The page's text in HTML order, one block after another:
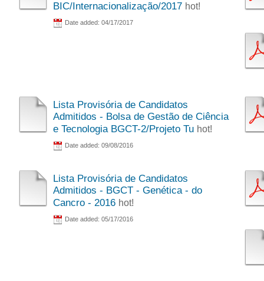
BIC/Internacionalização/2017 hot!
Date added: 04/17/2017
Lista Provisória de Candidatos
Admitidos - Bolsa de Gestão de Ciência
e Tecnologia BGCT-2/Projeto Tu hot!
Date added: 09/08/2016
Lista Provisória de Candidatos
Admitidos - BGCT - Genética - do
Cancro - 2016 hot!
Date added: 05/17/2016